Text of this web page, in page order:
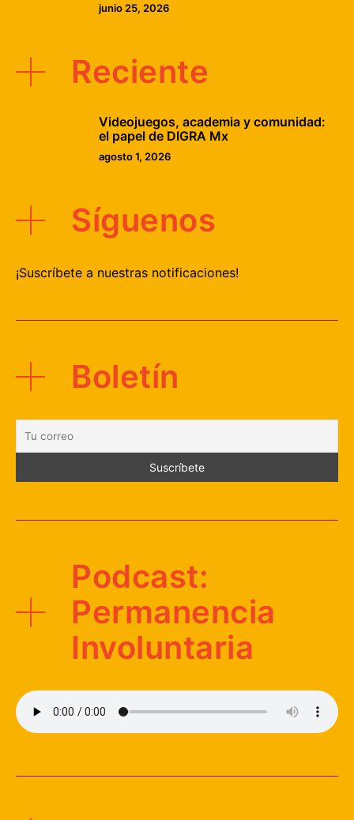
junio 25, 2026
Reciente
Videojuegos, academia y comunidad:
el papel de DIGRA Mx
agosto 1, 2026
Síguenos
¡Suscríbete a nuestras notificaciones!
Boletín
Podcast:
Permanencia
Involuntaria